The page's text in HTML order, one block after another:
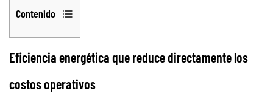
Contenido
1
Eficiencia
que
Eficiencia energética que reduce directamente los
costos operativos